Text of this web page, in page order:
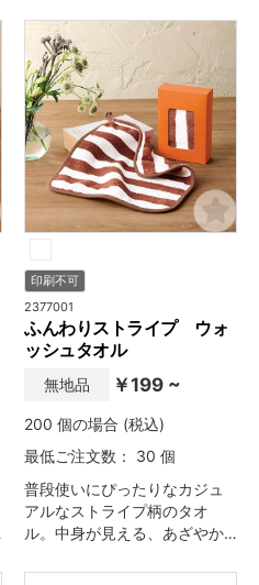
印刷不可
2377001
ふんわりストライプ ウォ
ッシュタオル
無地品 ￥199 ~
200 個の場合 (税込)
最低ご注文数： 30 個
普段使いにぴったりなカジュ
アルなストライプ柄のタオ
ル。中身が見える、あざやか